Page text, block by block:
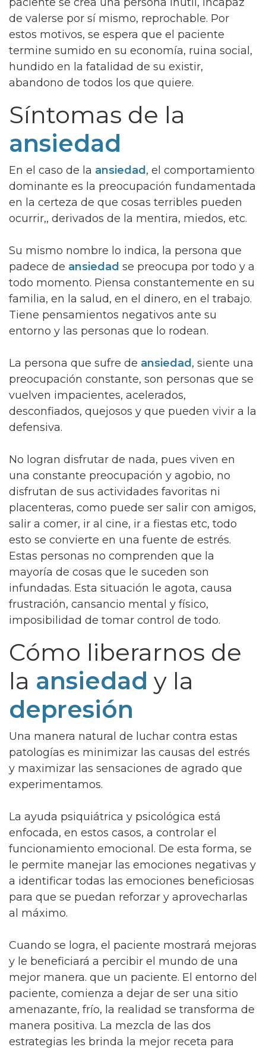
de valerse por sí mismo, reprochable. Por
estos motivos, se espera que el paciente
termine sumido en su economía, ruina social,
hundido en la fatalidad de su existir,
abandono de todos los que quiere.
Síntomas de la
ansiedad
En el caso de la ansiedad , el comportamiento
dominante es la preocupación fundamentada
en la certeza de que cosas terribles pueden
ocurrir,, derivados de la mentira, miedos, etc.
Su mismo nombre lo indica, la persona que
padece de ansiedad se preocupa por todo y a
todo momento. Piensa constantemente en su
familia, en la salud, en el dinero, en el trabajo.
Tiene pensamientos negativos ante su
entorno y las personas que lo rodean.
La persona que sufre de ansiedad , siente una
preocupación constante, son personas que se
vuelven impacientes, acelerados,
desconfiados, quejosos y que pueden vivir a la
defensiva.
No logran disfrutar de nada, pues viven en
una constante preocupación y agobio, no
disfrutan de sus actividades favoritas ni
placenteras, como puede ser salir con amigos,
salir a comer, ir al cine, ir a fiestas etc, todo
esto se convierte en una fuente de estrés.
Estas personas no comprenden que la
mayoría de cosas que le suceden son
infundadas. Esta situación le agota, causa
frustración, cansancio mental y físico,
imposibilidad de tomar control de todo.
Cómo liberarnos de
la ansiedad y la
depresión
Una manera natural de luchar contra estas
patologías es minimizar las causas del estrés
y maximizar las sensaciones de agrado que
experimentamos.
La ayuda psiquiátrica y psicológica está
enfocada, en estos casos, a controlar el
funcionamiento emocional. De esta forma, se
le permite manejar las emociones negativas y
a identificar todas las emociones beneficiosas
para que se puedan reforzar y aprovecharlas
al máximo.
Cuando se logra, el paciente mostrará mejoras
y le beneficiará a percibir el mundo de una
mejor manera. que un paciente. El entorno del
paciente, comienza a dejar de ser una sitio
amenazante, frío, la realidad se transforma de
manera positiva. La mezcla de las dos
estrategias les brinda la mejor receta para